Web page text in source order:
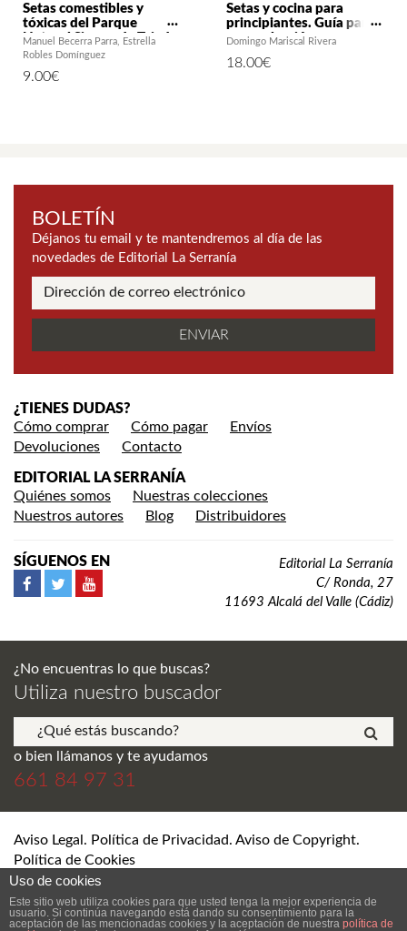
Setas comestibles y
tóxicas del Parque
Natural Sierras de Tejeda,
Almijara y Alhama
Manuel Becerra Parra
Estrella
Robles Domínguez
9.00€
Setas y cocina para
principiantes. Guía para
su recolección y
Domingo Mariscal Rivera
18.00€
BOLETÍN
Déjanos tu email y te mantendremos al día de las
novedades de Editorial La Serranía
¿TIENES DUDAS?
Cómo comprar
Cómo pagar
Envíos
Devoluciones
Contacto
EDITORIAL LA SERRANÍA
Quiénes somos
Nuestras colecciones
Nuestros autores
Blog Distribuidores
SÍGUENOS EN
Editorial La Serranía
C/ Ronda, 27
11693 Alcalá del Valle (Cádiz)
¿No encuentras lo que buscas?
Utiliza nuestro buscador
o bien llámanos y te ayudamos
661 84 97 31
Aviso Legal. Política de Privacidad. Aviso de Copyright.
Política de Cookies
Uso de cookies
Este sitio web utiliza cookies para que usted tenga la mejor experiencia de
usuario. Si continúa navegando está dando su consentimiento para la
aceptación de las mencionadas cookies y la aceptación de nuestra política de